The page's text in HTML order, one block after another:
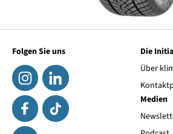
Folgen Sie uns
Die
Über
Medien